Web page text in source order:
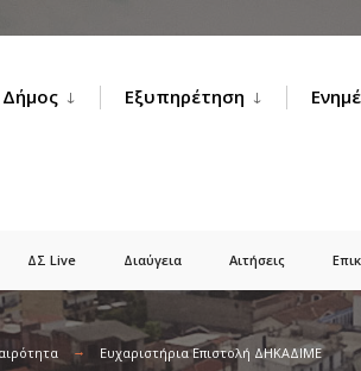
Δήμος Εξυπηρέτηση
ΔΣ Live Διαύγεια Αιτήσεις
Ευχαριστήρια Επιστολή ΔΗΚΑΔΙΜΕ